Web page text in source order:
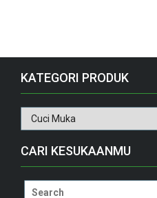
KATEGORI PRODUK
CARI KESUKAANMU
Search